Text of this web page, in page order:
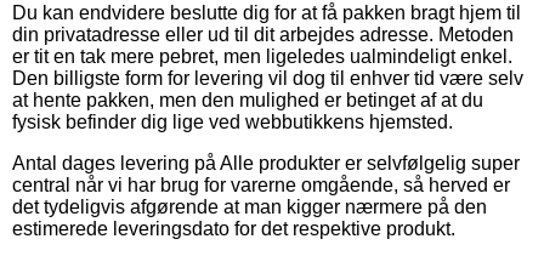
Du kan endvidere beslutte dig for at få pakken bragt hjem til
din privatadresse eller ud til dit arbejdes adresse. Metoden
er tit en tak mere pebret, men ligeledes ualmindeligt enkel.
Den billigste form for levering vil dog til enhver tid være selv
at hente pakken, men den mulighed er betinget af at du
fysisk befinder dig lige ved webbutikkens hjemsted.
Antal dages levering på Alle produkter er selvfølgelig super
central når vi har brug for varerne omgående, så herved er
det tydeligvis afgørende at man kigger nærmere på den
estimerede leveringsdato for det respektive produkt.